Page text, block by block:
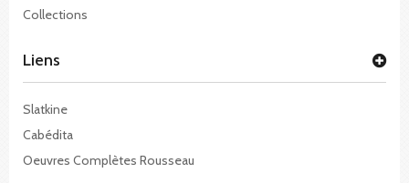
Collections
Liens
Slatkine
Cabédita
Oeuvres Complètes Rousseau